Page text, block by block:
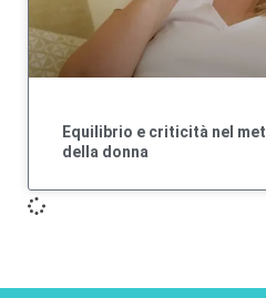
Equilibrio e criticità nel
della donna